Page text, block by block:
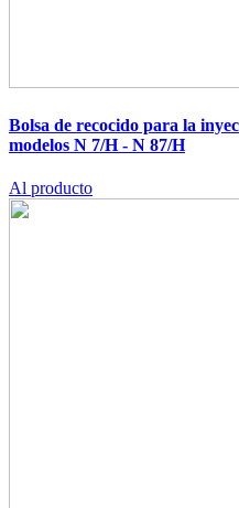
Bolsa de recocido para la
modelos N 7/H - N 87/H
Al producto